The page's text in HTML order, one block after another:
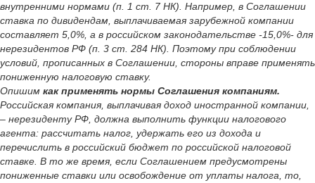
внутренними нормами (п. 1 ст. 7 НК). Например, в Соглашении
ставка по дивидендам, выплачиваемая зарубежной компании
составляет 5,0%, а в российском законодательстве -15,0%- для
нерезидентов РФ (п. 3 ст. 284 НК). Поэтому при соблюдении
условий, прописанных в Соглашении, стороны вправе применять
пониженную налоговую ставку.
Опишим как применять нормы Соглашения компаниям.
Российская компания, выплачивая доход иностранной компании,
– нерезиденту РФ, должна выполнить функции налогового
агента: рассчитать налог, удержать его из дохода и
перечислить в российский бюджет по российской налоговой
ставке. В то же время, если Соглашением предусмотрены
пониженные ставки или освобождение от уплаты налога, то,